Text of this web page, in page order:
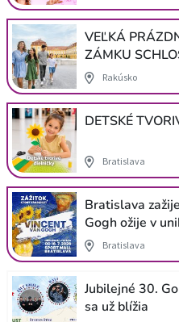
VEĽKÁ
ZÁMKU
Rakúsko
DETSKÉ
Bratislava
Bratislava
Gogh ožije v
Bratislava
Jubilejné 30.
sa už blížia